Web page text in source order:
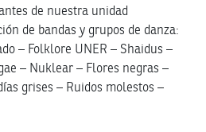
de nuestra unidad
de bandas y grupos de danza:
– Folklore UNER – Shaidus –
– Nuklear – Flores negras –
grises – Ruidos molestos –